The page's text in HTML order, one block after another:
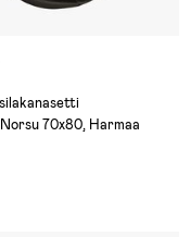
70x80, Harmaa